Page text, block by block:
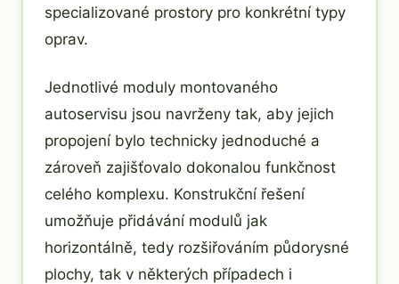
specializované prostory pro konkrétní typy
oprav.
Jednotlivé moduly montovaného
autoservisu jsou navrženy tak, aby jejich
propojení bylo technicky jednoduché a
zároveň zajišťovalo dokonalou funkčnost
celého komplexu. Konstrukční řešení
umožňuje přidávání modulů jak
horizontálně, tedy rozšiřováním půdorysné
plochy, tak v některých případech i